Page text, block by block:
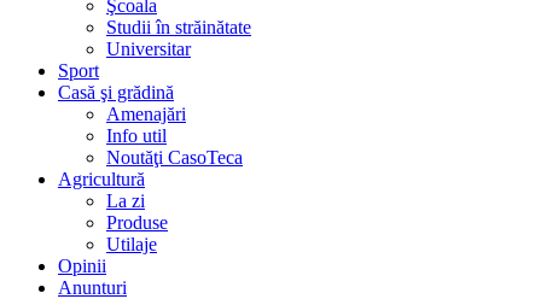
Şcoala
Studii în străinătate
Universitar
Sport
Casă şi grădină
Amenajări
Info util
Noutăţi CasoTeca
Agricultură
La zi
Produse
Utilaje
Opinii
Anunturi